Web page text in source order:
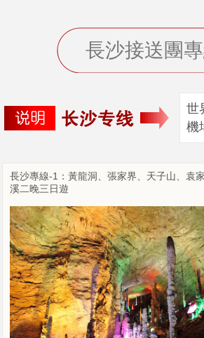
長沙接送團
世
機
長沙專線-1：黃龍洞、張家界、天子山、袁
溪二晚三日遊